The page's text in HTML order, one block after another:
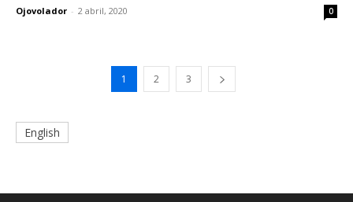
Ojovolador - 2 abril, 2020 0
1 2 3
English